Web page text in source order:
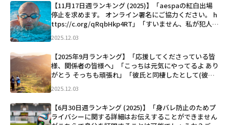
【11月17日週ランキング (2025)】「aespaの紅白出場
停止を求めます。 オンライン署名にご協力ください。 h
ttps://c.org/qRqbHkp4RT」「すいません、私が犯人で
塚大輝が“大きな古...」など
2025.12.03
【2025年9月ランキング】「応援してくださっている皆
様、関係者の皆様へ」「こっちは元気にやってるよ あり
がとう そっちも頑張れ」「彼氏と同棲したとして(彼氏
致す時はメディキュット脱がすところから始まる
の？...」など
2025.12.03
【6月30日週ランキング (2025)】「身バレ防止のためプ
ライバシーに関する詳細はお伝えすることができません